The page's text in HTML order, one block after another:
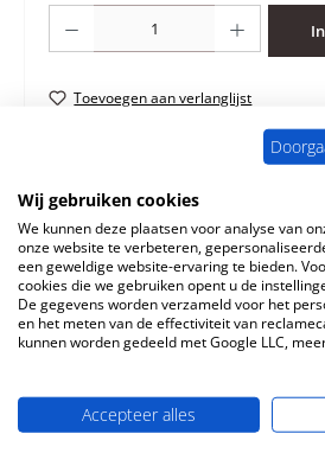
Toevoegen aan verlanglijst
Vraag over het
Beschrijving
Origineel Glasruit voor de
Supra Quattro Glasruit
Eigenschappen
Wij gebruiken cookies
We kunnen deze plaatsen voor analyse van
onze website te verbeteren,
een geweldige website-ervaring te bieden.
cookies die we gebruiken opent u de
De gegevens worden verzameld voor het
en het meten van de effectiviteit van
kunnen worden gedeeld met Google LLC,
Accepteer alles